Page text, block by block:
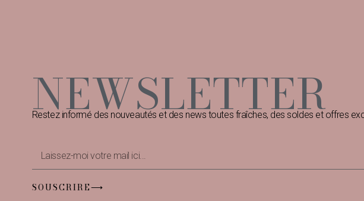
NEWSLETTER
Restez informé des nouveautés et des news toutes fraîches, des soldes et offres
SOUSCRIRE⟶